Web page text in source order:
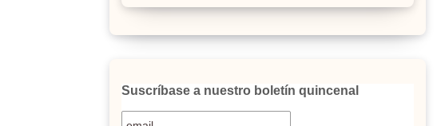
Suscríbase a nuestro boletín quincenal